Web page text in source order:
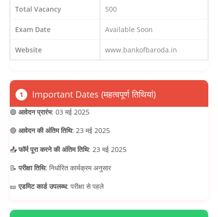
Total Vacancy 500
Exam Date Available Soon
Website www.bankofbaroda.in
1 Important Dates (महत्वपूर्ण तिथियां)
🟢 आवेदन प्रारंभ: 03 मई 2025
🔴 आवेदन की अंतिम तिथि: 23 मई 2025
📤फॉर्म पूरा करने की अंतिम तिथि: 23 मई 2025
📝परीक्षा तिथि: निर्धारित कार्यक्रम अनुसार
🎫एडमिट कार्ड उपलब्ध: परीक्षा से पहले